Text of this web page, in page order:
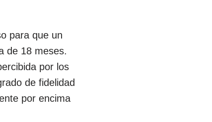
para que un
de 18 meses.
por los
de fidelidad
por encima